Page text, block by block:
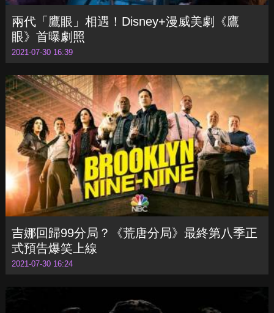
眼》首曝劇照
2021-07-30 16:39
吉娜回歸99分局？《荒唐分局》最終第八季正
式預告爆笑上線
2021-07-30 16:24